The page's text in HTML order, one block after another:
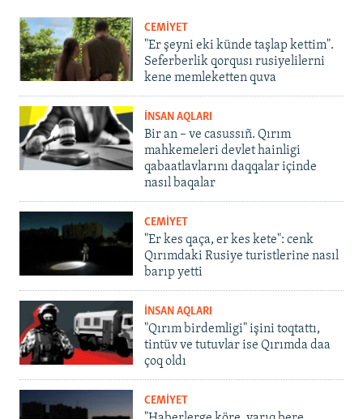
CEMİYET
"Er şeyni eki künde taşlap kettim".
Seferberlik qorqusı rusiyelilerni
kene memleketten quva
İNSAN AQLARI
Bir an – ve casussıñ. Qırım
mahkemeleri devlet hainligi
qabaatlavlarını daqqalar içinde
nasıl baqalar
CEMİYET
"Er kes qaça, er kes kete": cenk
Qırımdaki Rusiye turistlerine nasıl
barıp yetti
İNSAN AQLARI
"Qırım birdemligi" işini toqtattı,
tintüv ve tutuvlar ise Qırımda daa
çoq oldı
CEMİYET